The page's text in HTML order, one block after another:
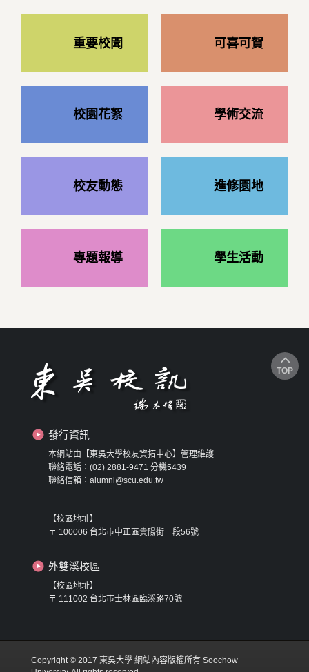
重要校聞 可喜可賀
校園花絮 學術交流
校友動態 進修園地
專題報導 學生活動
發行資訊
本網站由【東吳大學校友資拓中心】管理維護
聯絡電話：(02) 2881-9471 分機5439
聯絡信箱：alumni@scu.edu.tw
【校區地址】
〒 100006 台北市中正區貴陽街一段56號
外雙溪校區
【校區地址】
〒 111002 台北市士林區臨溪路70號
TOP
Copyright © 2017 東吳大學 網站內容版權所有 Soochow